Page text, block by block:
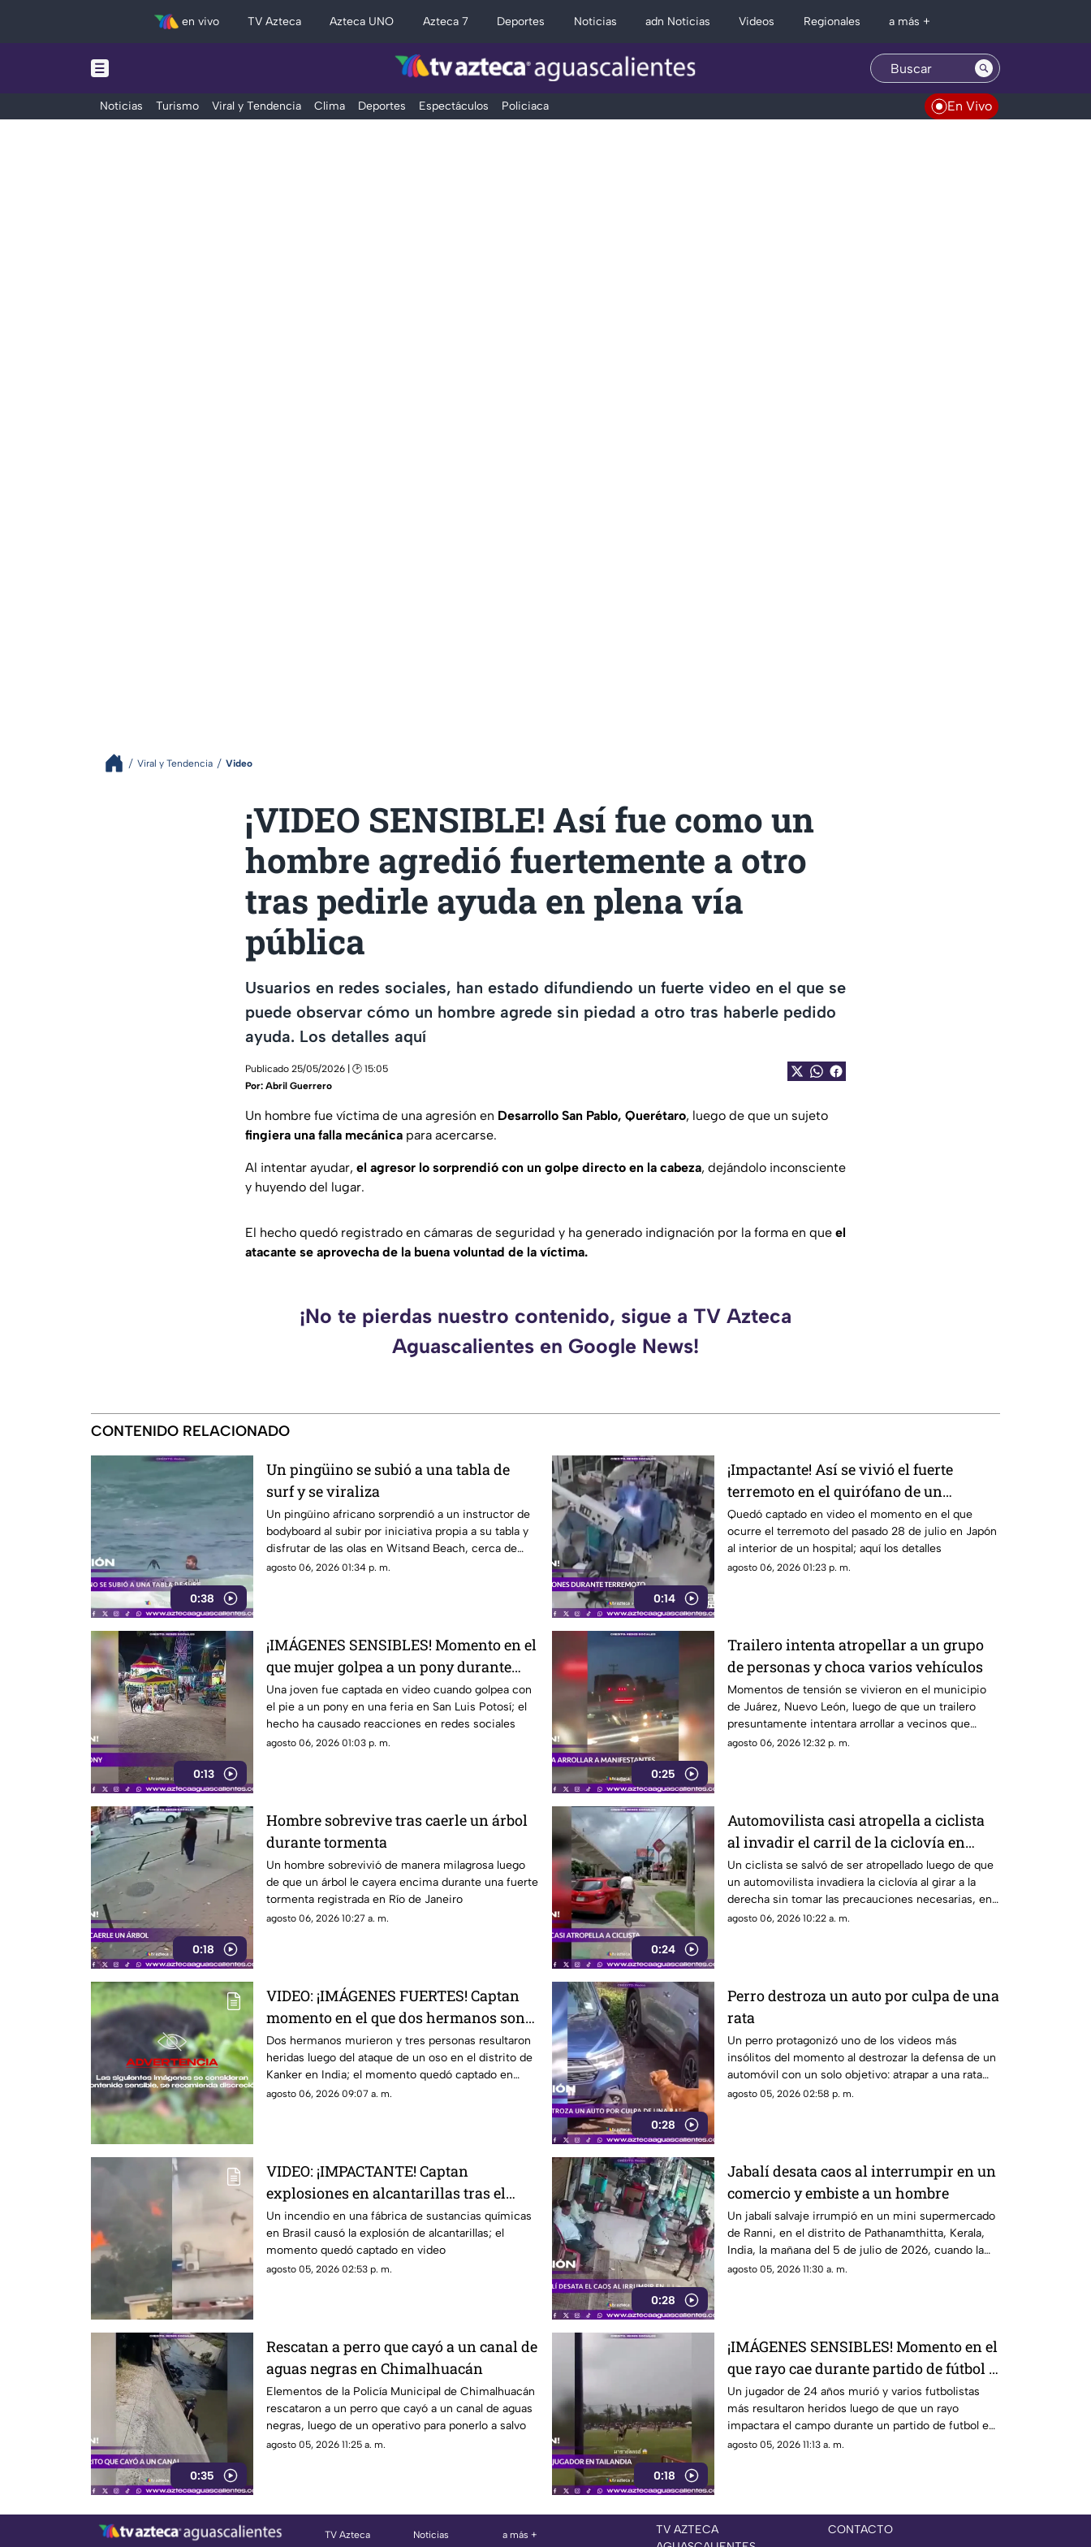
en vivo TV Azteca Azteca UNO Azteca 7 Deportes Noticias adn Noticias Videos Regionales a más +
Noticias Turismo Viral y Tendencia Clima Deportes Espectáculos Policiaca En Vivo
Viral y Tendencia Video
¡VIDEO SENSIBLE! Así fue como un
hombre agredió fuertemente a otro
tras pedirle ayuda en plena vía
pública
Usuarios en redes sociales, han estado difundiendo un fuerte video en el que se
puede observar cómo un hombre agrede sin piedad a otro tras haberle pedido
ayuda. Los detalles aquí
Publicado 25/05/2026 | 🕑 15:05
Por: Abril Guerrero
Un hombre fue víctima de una agresión en Desarrollo San Pablo, Querétaro, luego de que un sujeto
fingiera una falla mecánica para acercarse.
Al intentar ayudar, el agresor lo sorprendió con un golpe directo en la cabeza, dejándolo inconsciente
y huyendo del lugar.
El hecho quedó registrado en cámaras de seguridad y ha generado indignación por la forma en que el
atacante se aprovecha de la buena voluntad de la víctima.
¡No te pierdas nuestro contenido, sigue a TV Azteca
Aguascalientes en Google News!
CONTENIDO RELACIONADO
0:38
Un pingüino se subió a una tabla de
surf y se viraliza
Un pingüino africano sorprendió a un instructor de
bodyboard al subir por iniciativa propia a su tabla y
disfrutar de las olas en Witsand Beach, cerca de
Ciudad del Cabo, Sudáfrica
agosto 06, 2026 01:34 p. m.
0:14
¡Impactante! Así se vivió el fuerte
terremoto en el quirófano de un
hospital
Quedó captado en video el momento en el que
ocurre el terremoto del pasado 28 de julio en Japón
al interior de un hospital; aquí los detalles
agosto 06, 2026 01:23 p. m.
0:13
¡IMÁGENES SENSIBLES! Momento en el
que mujer golpea a un pony durante
una feria
Una joven fue captada en video cuando golpea con
el pie a un pony en una feria en San Luis Potosí; el
hecho ha causado reacciones en redes sociales
agosto 06, 2026 01:03 p. m.
0:25
Trailero intenta atropellar a un grupo
de personas y choca varios vehículos
Momentos de tensión se vivieron en el municipio
de Juárez, Nuevo León, luego de que un trailero
presuntamente intentara arrollar a vecinos que
bloqueaban la avenida San Roque, en el cuarto
agosto 06, 2026 12:32 p. m.
0:18
Hombre sobrevive tras caerle un árbol
durante tormenta
Un hombre sobrevivió de manera milagrosa luego
de que un árbol le cayera encima durante una fuerte
tormenta registrada en Río de Janeiro
agosto 06, 2026 10:27 a. m.
0:24
Automovilista casi atropella a ciclista
al invadir el carril de la ciclovía en
Guadalajara
Un ciclista se salvó de ser atropellado luego de que
un automovilista invadiera la ciclovía al girar a la
derecha sin tomar las precauciones necesarias, en
Guadalajara, Jalisco
agosto 06, 2026 10:22 a. m.
VIDEO: ¡IMÁGENES FUERTES! Captan
momento en el que dos hermanos son
devorados por un oso
Dos hermanos murieron y tres personas resultaron
heridas luego del ataque de un oso en el distrito de
Kanker en India; el momento quedó captado en
video
agosto 06, 2026 09:07 a. m.
0:28
Perro destroza un auto por culpa de una
rata
Un perro protagonizó uno de los videos más
insólitos del momento al destrozar la defensa de un
automóvil con un solo objetivo: atrapar a una rata
que se había escondido dentro del vehículo
agosto 05, 2026 02:58 p. m.
VIDEO: ¡IMPACTANTE! Captan
explosiones en alcantarillas tras el
incendio en una fábrica
Un incendio en una fábrica de sustancias químicas
en Brasil causó la explosión de alcantarillas; el
momento quedó captado en video
agosto 05, 2026 02:53 p. m.
0:28
Jabalí desata caos al interrumpir en un
comercio y embiste a un hombre
Un jabalí salvaje irrumpió en un mini supermercado
de Ranni, en el distrito de Pathanamthitta, Kerala,
India, la mañana del 5 de julio de 2026, cuando la
propietaria apenas abría el negocio
agosto 05, 2026 11:30 a. m.
0:35
Rescatan a perro que cayó a un canal de
aguas negras en Chimalhuacán
Elementos de la Policía Municipal de Chimalhuacán
rescataron a un perro que cayó a un canal de aguas
negras, luego de un operativo para ponerlo a salvo
agosto 05, 2026 11:25 a. m.
0:18
¡IMÁGENES SENSIBLES! Momento en el
que rayo cae durante partido de fútbol y
mata a jugador
Un jugador de 24 años murió y varios futbolistas
más resultaron heridos luego de que un rayo
impactara el campo durante un partido de futbol en
la provincia de Narathiwat, Tailandia
agosto 05, 2026 11:13 a. m.
TV Azteca Noticias a más +
TV AZTECA
CONTACTO